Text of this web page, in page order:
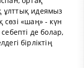
ұлттық идеямыз
«шаң» - күн
де болар,
бірліктің